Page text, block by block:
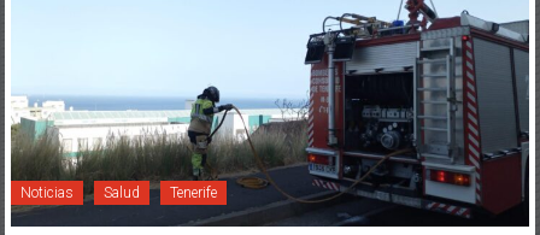
Noticias Salud Tenerife